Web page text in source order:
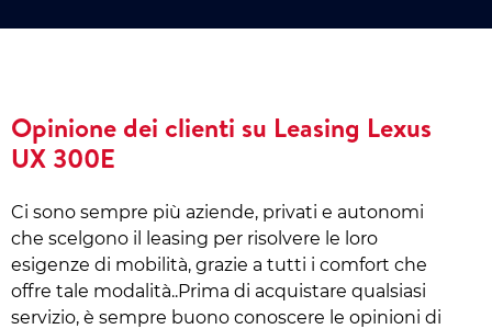
Opinione dei clienti su Leasing Lexus
UX 300E
Ci sono sempre più aziende, privati e autonomi
che scelgono il leasing per risolvere le loro
esigenze di mobilità, grazie a tutti i comfort che
offre tale modalità..Prima di acquistare qualsiasi
servizio, è sempre buono conoscere le opinioni di